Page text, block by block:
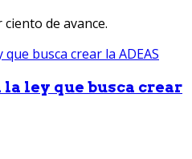
de avance.
ley que busca crear